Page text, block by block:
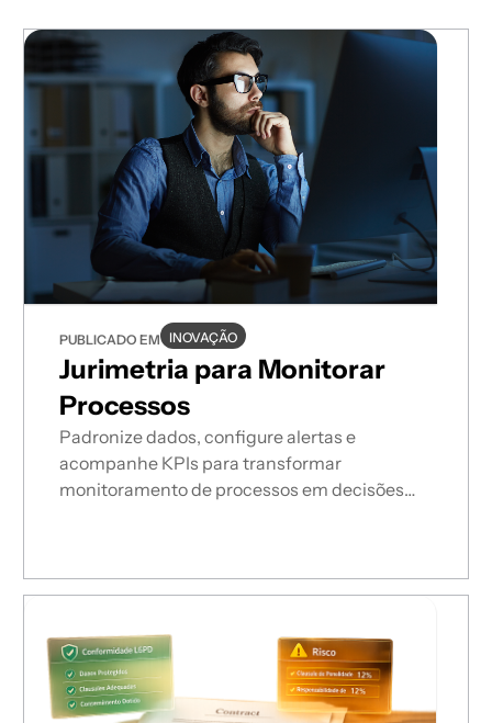
PUBLICADO EM INOVAÇÃO
Jurimetria para Monitorar
Processos
Padronize dados, configure alertas e
acompanhe KPIs para transformar
monitoramento de processos em decisões